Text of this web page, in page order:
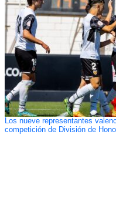
Los nueve representantes
competición de División de